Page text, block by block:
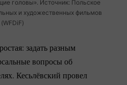
головы». Источник: Польское
и художественных фильмов
(WFDiF)
задать разным
вопросы об
Кесьлёвский провел